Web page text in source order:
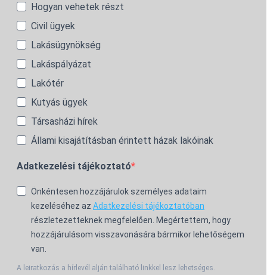
Hogyan vehetek részt
Civil ügyek
Lakásügynökség
Lakáspályázat
Lakótér
Kutyás ügyek
Társasházi hírek
Állami kisajátításban érintett házak lakóinak
Adatkezelési tájékoztató
Önkéntesen hozzájárulok személyes adataim
kezeléséhez az Adatkezelési tájékoztatóban
részletezetteknek megfelelően. Megértettem, hogy
hozzájárulásom visszavonására bármikor lehetőségem
van.
A leiratkozás a hírlevél alján található linkkel lesz lehetséges.